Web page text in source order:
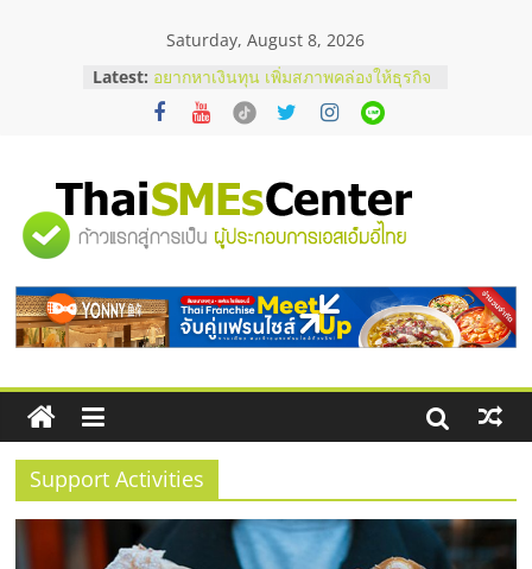
Saturday, August 8, 2026
Latest: อยากหาเงินทุน เพิ่มสภาพคล่องให้ธุรกิจ
เริ่มยังไงให้ผ่านฉลุย
สัมมนาออนไลน์ โอกาสบริหารสถานี
ThaiFranchise Meet Up จับคู่แฟรน
ไชส์ ครั้งที่ 8
ร้านเครื่องเสียงคุณภาพสูง พร้อม
บริษัท Cybersecurity ในไทยที่ไหนดี?
วิธีเลือกผู้ให้บริการให้คุ้มค่าและตอบ
โจทย์ธุรกิจ
"ศูนย์
รวม
ข้อมูล
ธุรกิจ
SME
Support Activities